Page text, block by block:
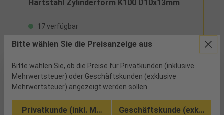
Hartstahl Zylinderform K100 D10x13mm
17 verfügbar
Keramische Bindung, günstige
Vergleichen
Zu den Ausführungen (11)
Bitte wählen Sie die Preisanzeige aus
Bitte wählen Sie, ob die Preise für Privatkunden (inklusive
Mehrwertsteuer) oder Geschäftskunden (exklusive
Mehrwertsteuer) angezeigt werden sollen.
Privatkunde (inkl. MwSt.) Geschäftskunde (exkl.